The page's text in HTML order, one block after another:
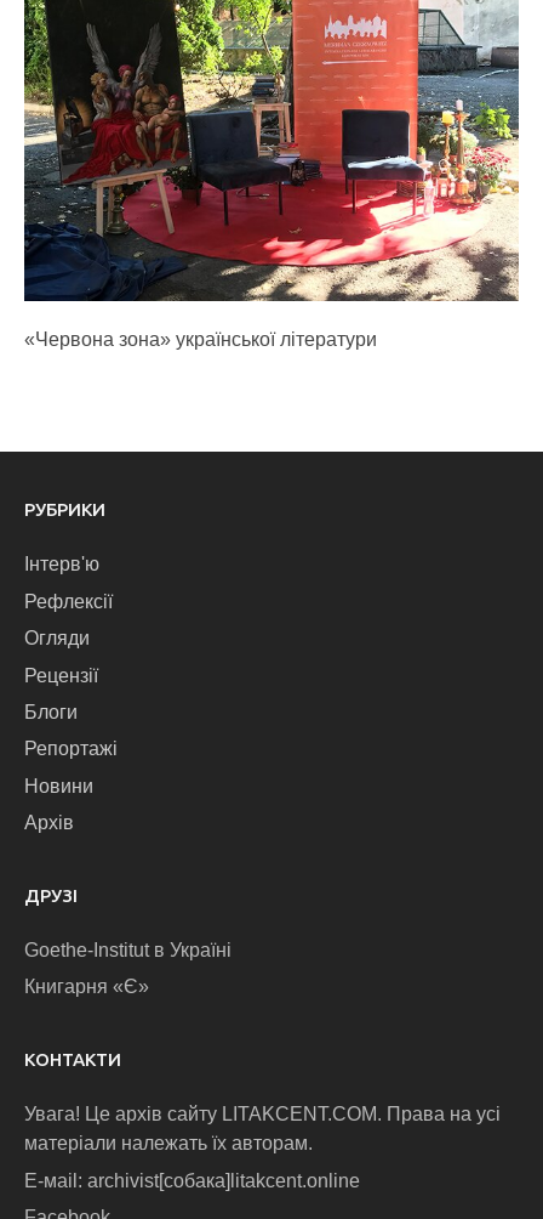
«Червона зона» української літератури
РУБРИКИ
Інтерв'ю
Рефлексії
Огляди
Рецензії
Блоги
Репортажі
Новини
Архів
ДРУЗІ
Goethe-Institut в Україні
Книгарня «Є»
КОНТАКТИ
Увага! Це архів сайту LITAKCENT.COM. Права на усі
матеріали належать їх авторам.
E-маіl: archivist[собака]litakcent.online